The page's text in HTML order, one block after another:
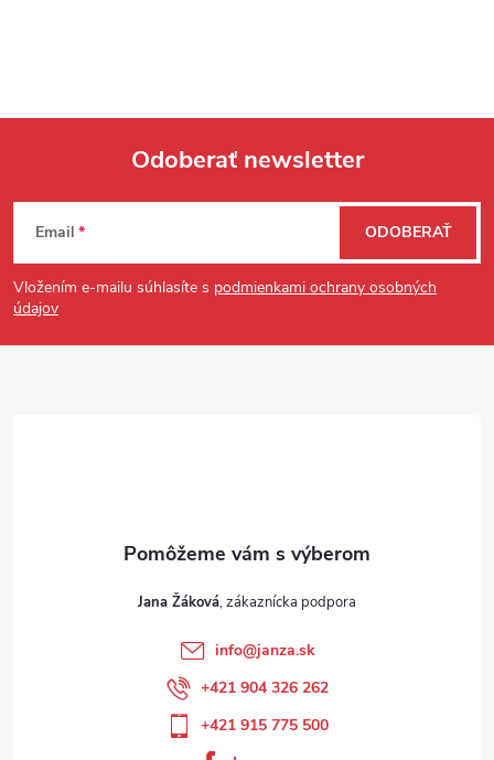
Zápätie
Odoberať newsletter
Email
Vložením e-mailu súhlasíte s podmienkami ochrany osobných
údajov
ODOBERAŤ
Jana Žáková
info@janza.sk
+421 904 326 262
+421 915 775 500